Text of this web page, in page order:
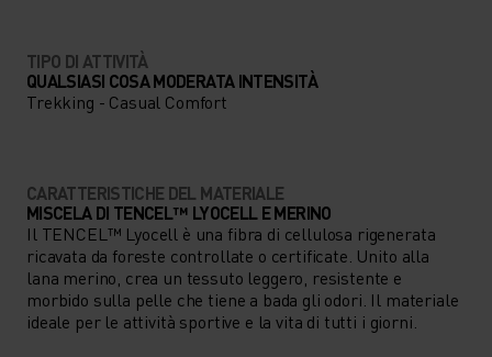
TIPO DI ATTIVITÀ
QUALSIASI COSA MODERATA INTENSITÀ
Trekking - Casual Comfort
CARATTERISTICHE DEL MATERIALE
MISCELA DI TENCEL™ LYOCELL E MERINO
Il TENCEL™ Lyocell è una fibra di cellulosa rigenerata
ricavata da foreste controllate o certificate. Unito alla
lana merino, crea un tessuto leggero, resistente e
morbido sulla pelle che tiene a bada gli odori. Il materiale
ideale per le attività sportive e la vita di tutti i giorni.